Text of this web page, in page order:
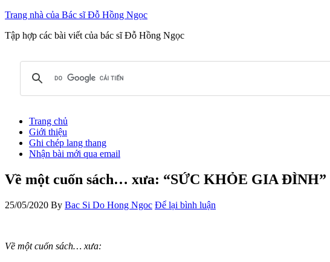
Trang nhà của Bác sĩ Đỗ Hồng Ngọc
Tập hợp các bài viết của bác sĩ Đỗ Hồng Ngọc
Trang chủ
Giới thiệu
Ghi chép lang thang
Nhận bài mới qua email
Về một cuốn sách… xưa: “SỨC KHỎE GIA ĐÌNH”
25/05/2020 By Bac Si Do Hong Ngoc Để lại bình luận
Về một cuốn sách… xưa: